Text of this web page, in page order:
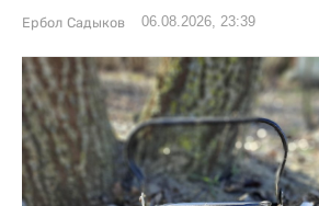
Ербол Садыков 06.08.2026, 23:39